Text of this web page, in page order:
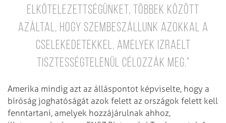
elkötelezettségünket, többek között
azáltal, hogy szembeszállunk azokkal a
cselekedetekkel, amelyek Izraelt
tisztességtelenül célozzák meg."
Amerika mindig azt az álláspontot képviselte, hogy a
bíróság joghatóságát azok felett az országok felett kell
fenntartani, amelyek hozzájárulnak ahhoz,